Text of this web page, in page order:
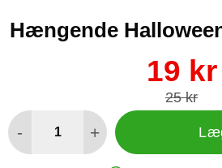
Hængende
Køb dette produkt Hængendepris
19 kr
pris
25 kr
- +